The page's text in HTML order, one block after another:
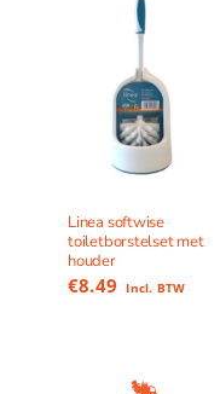
Linea softwise
toiletborstelset met
houder
€8.49 Incl. BTW